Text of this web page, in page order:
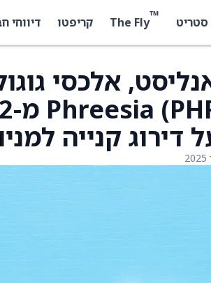
סטריט ™
The Fly קריפטו דיווחי
אנליסט, אלכסי
דירוג קנייה